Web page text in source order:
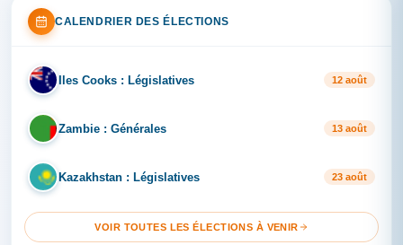
CALENDRIER DES ÉLECTIONS
IL Iles Cooks : Législatives 12 août
ZA Zambie : Générales 13 août
KA Kazakhstan : Législatives 23 août
VOIR TOUTES LES ÉLECTIONS À VENIR